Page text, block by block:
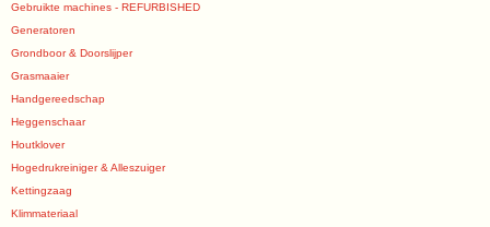
Gebruikte machines - REFURBISHED
Generatoren
Grondboor & Doorslijper
Grasmaaier
Handgereedschap
Heggenschaar
Houtklover
Hogedrukreiniger & Alleszuiger
Kettingzaag
Klimmateriaal